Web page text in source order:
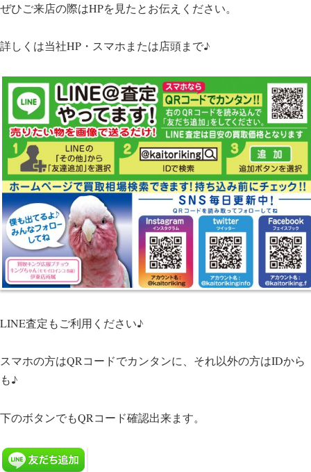
ぜひご来店の際はHPを見たとお伝えください。
詳しくは当社HP・スマホまたは店頭まで♪
LINE査定もご利用ください♪
スマホの方はQRコードでカンタンに、それ以外の方はIDから
も♪
下のボタンでもQRコード確認出来ます。